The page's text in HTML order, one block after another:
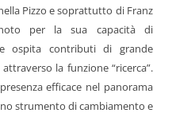
Pizzo e soprattutto di Franz
noto per la sua capacità di
ospita contributi di grande
la funzione “ricerca”.
efficace nel panorama
strumento di cambiamento e